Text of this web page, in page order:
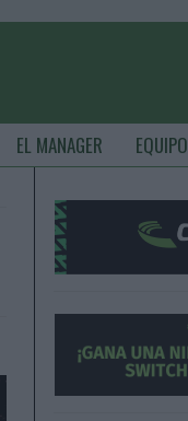
EL MANAGER EQUIPO